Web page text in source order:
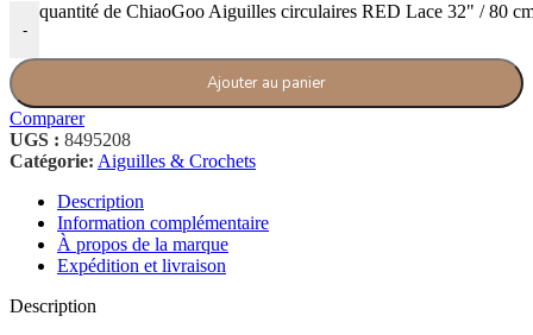
-
quantité de ChiaoGoo Aiguilles circulaires RED Lace 32" / 80
Ajouter au panier
Comparer
UGS : 8495208
Catégorie: Aiguilles & Crochets
Description
Information complémentaire
À propos de la marque
Expédition et livraison
Description